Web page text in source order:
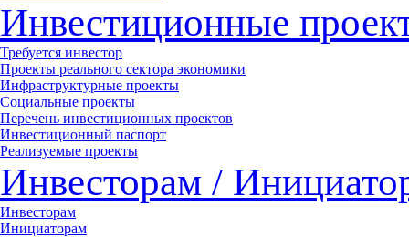
Инвестиционные
Требуется инвестор
Проекты реального сектора экономики
Инфраструктурные проекты
Социальные проекты
Перечень инвестиционных проектов
Инвестиционный паспорт
Реализуемые проекты
Инвесторам /
Инвесторам
Инициаторам